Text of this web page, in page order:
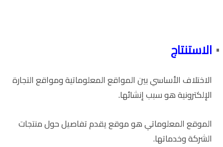
الاستنتاج
الاختلاف الأساسي بين المواقع المعلوماتية ومواقع التجارة
الإلكترونية هو سبب إنشائها.
الموقع المعلوماتي هو موقع يقدم تفاصيل حول منتجات
الشركة وخدماتها.